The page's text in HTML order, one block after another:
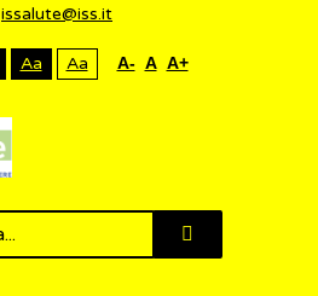
issalute@iss.it
Aa Aa A- A A+